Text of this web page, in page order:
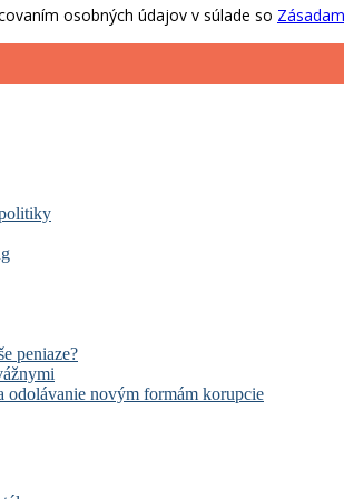
peniaze?
odolávanie novým formám korupcie